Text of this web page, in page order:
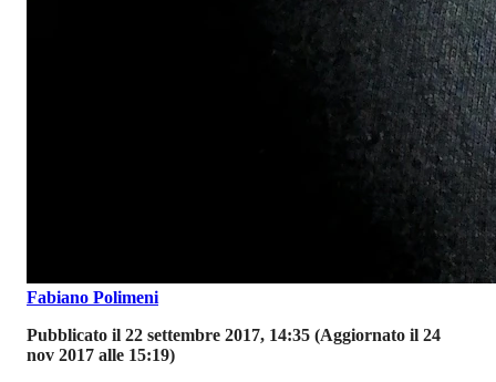
Fabiano Polimeni
Pubblicato il 22 settembre 2017, 14:35 (Aggiornato il 24
nov 2017 alle 15:19)